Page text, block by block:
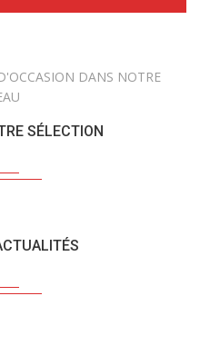
DANS NOTRE
SÉLECTION